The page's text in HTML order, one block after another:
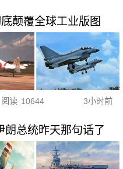
颠覆全球工业版图
阅读 10644 3小时前
朗总统昨天那句话了